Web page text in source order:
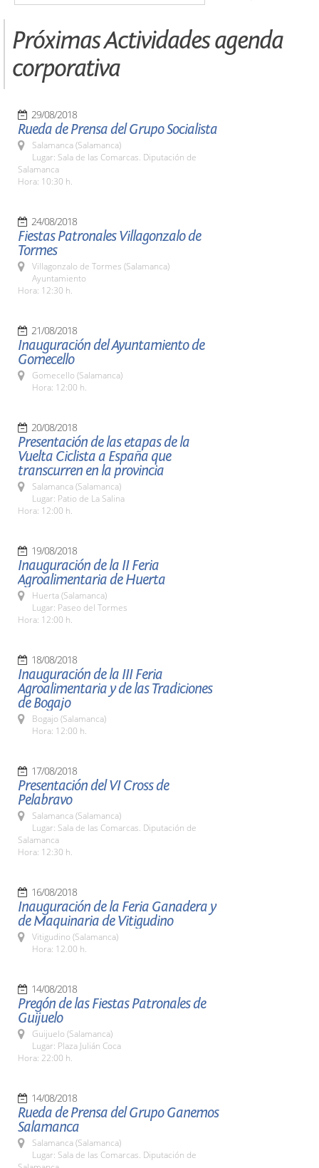
Próximas Actividades agenda
corporativa
29/08/2018
Rueda de Prensa del Grupo Socialista
Salamanca (Salamanca)
Lugar: Sala de las Comarcas. Diputación de
Salamanca
Hora: 10:30 h.
24/08/2018
Fiestas Patronales Villagonzalo de
Tormes
Villagonzalo de Tormes (Salamanca)
Ayuntamiento
Hora: 12:30 h.
21/08/2018
Inauguración del Ayuntamiento de
Gomecello
Gomecello (Salamanca)
Hora: 12:00 h.
20/08/2018
Presentación de las etapas de la
Vuelta Ciclista a España que
transcurren en la provincia
Salamanca (Salamanca)
Lugar: Patio de La Salina
Hora: 12:00 h.
19/08/2018
Inauguración de la II Feria
Agroalimentaria de Huerta
Huerta (Salamanca)
Lugar: Paseo del Tormes
Hora: 12:00 h.
18/08/2018
Inauguración de la III Feria
Agroalimentaria y de las Tradiciones
de Bogajo
Bogajo (Salamanca)
Hora: 12:00 h.
17/08/2018
Presentación del VI Cross de
Pelabravo
Salamanca (Salamanca)
Lugar: Sala de las Comarcas. Diputación de
Salamanca
Hora: 12:30 h.
16/08/2018
Inauguración de la Feria Ganadera y
de Maquinaria de Vitigudino
Vitigudino (Salamanca)
Hora: 12.00 h.
14/08/2018
Pregón de las Fiestas Patronales de
Guijuelo
Guijuelo (Salamanca)
Lugar: Plaza Julián Coca
Hora: 22:00 h.
14/08/2018
Rueda de Prensa del Grupo Ganemos
Salamanca
Salamanca (Salamanca)
Lugar: Sala de las Comarcas. Diputación de